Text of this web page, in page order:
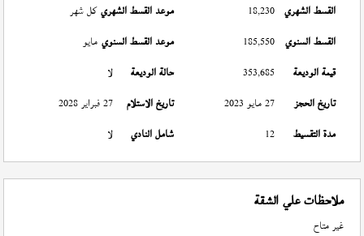
القسط الشهري 18,230 موعد القسط الشهري كل شهر
القسط السنوي 185,550 موعد القسط السنوي مايو
قيمة الوديعة
353,685 حالة الوديعة
لا
تاريخ الحجز
27 مايو 2023 تاريخ الاستلام
27 فبراير 2028
مدة التقسيط
12 شامل النادي لا
ملاحظات علي الشقة
غير متاح